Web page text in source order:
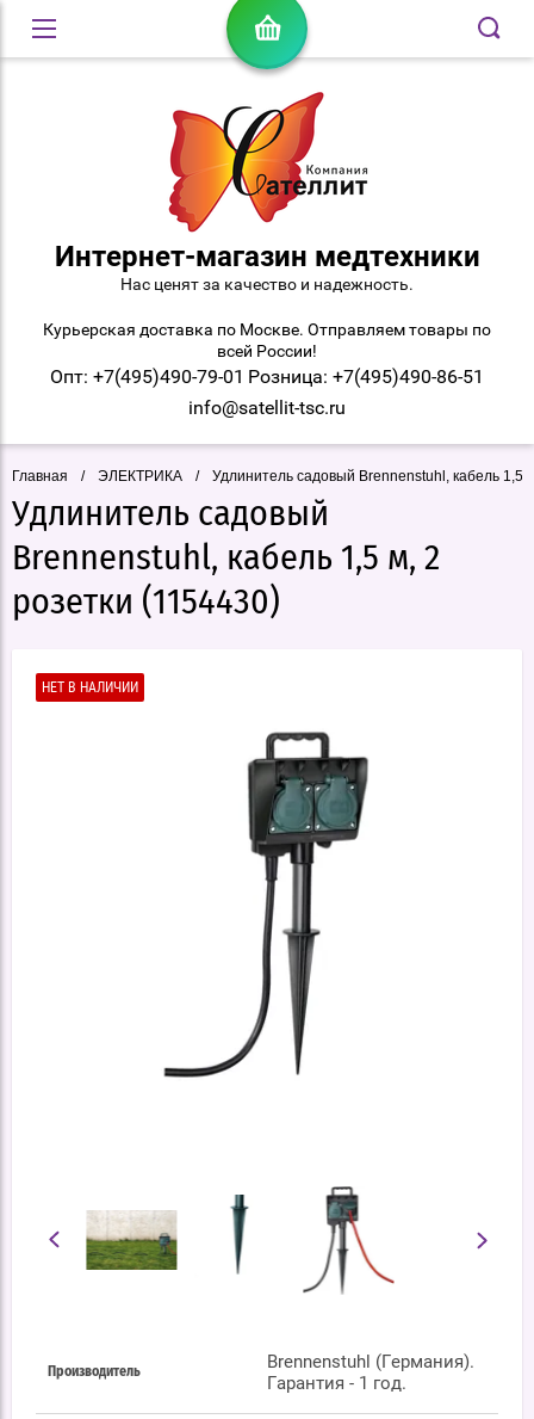
Интернет-магазин медтехники
Нас ценят за качество и надежность.
Курьерская доставка по Москве. Отправляем товары по
всей России!
Опт: +7(495)490-79-01 Розница: +7(495)490-86-51
info@satellit-tsc.ru
Главная / ЭЛЕКТРИКА / Удлинитель садовый Brennenstuhl, кабель 1,5
Удлинитель садовый
Brennenstuhl, кабель 1,5 м, 2
розетки (1154430)
Производитель
Brennenstuhl (Германия).
Гарантия - 1 год.
НЕТ В НАЛИЧИИ